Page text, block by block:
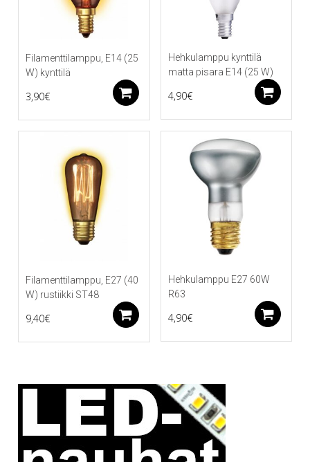
Filamenttilamppu, E14 (25
W) kynttilä
3,90€ Lisää ostoskoriin
Hehkulamppu kynttilä
matta pisara E14 (25 W)
4,90€
Filamenttilamppu, E27 (40
W) rustiikki ST48
9,40€ Lisää ostoskoriin
Hehkulamppu E27 60W
R63
4,90€